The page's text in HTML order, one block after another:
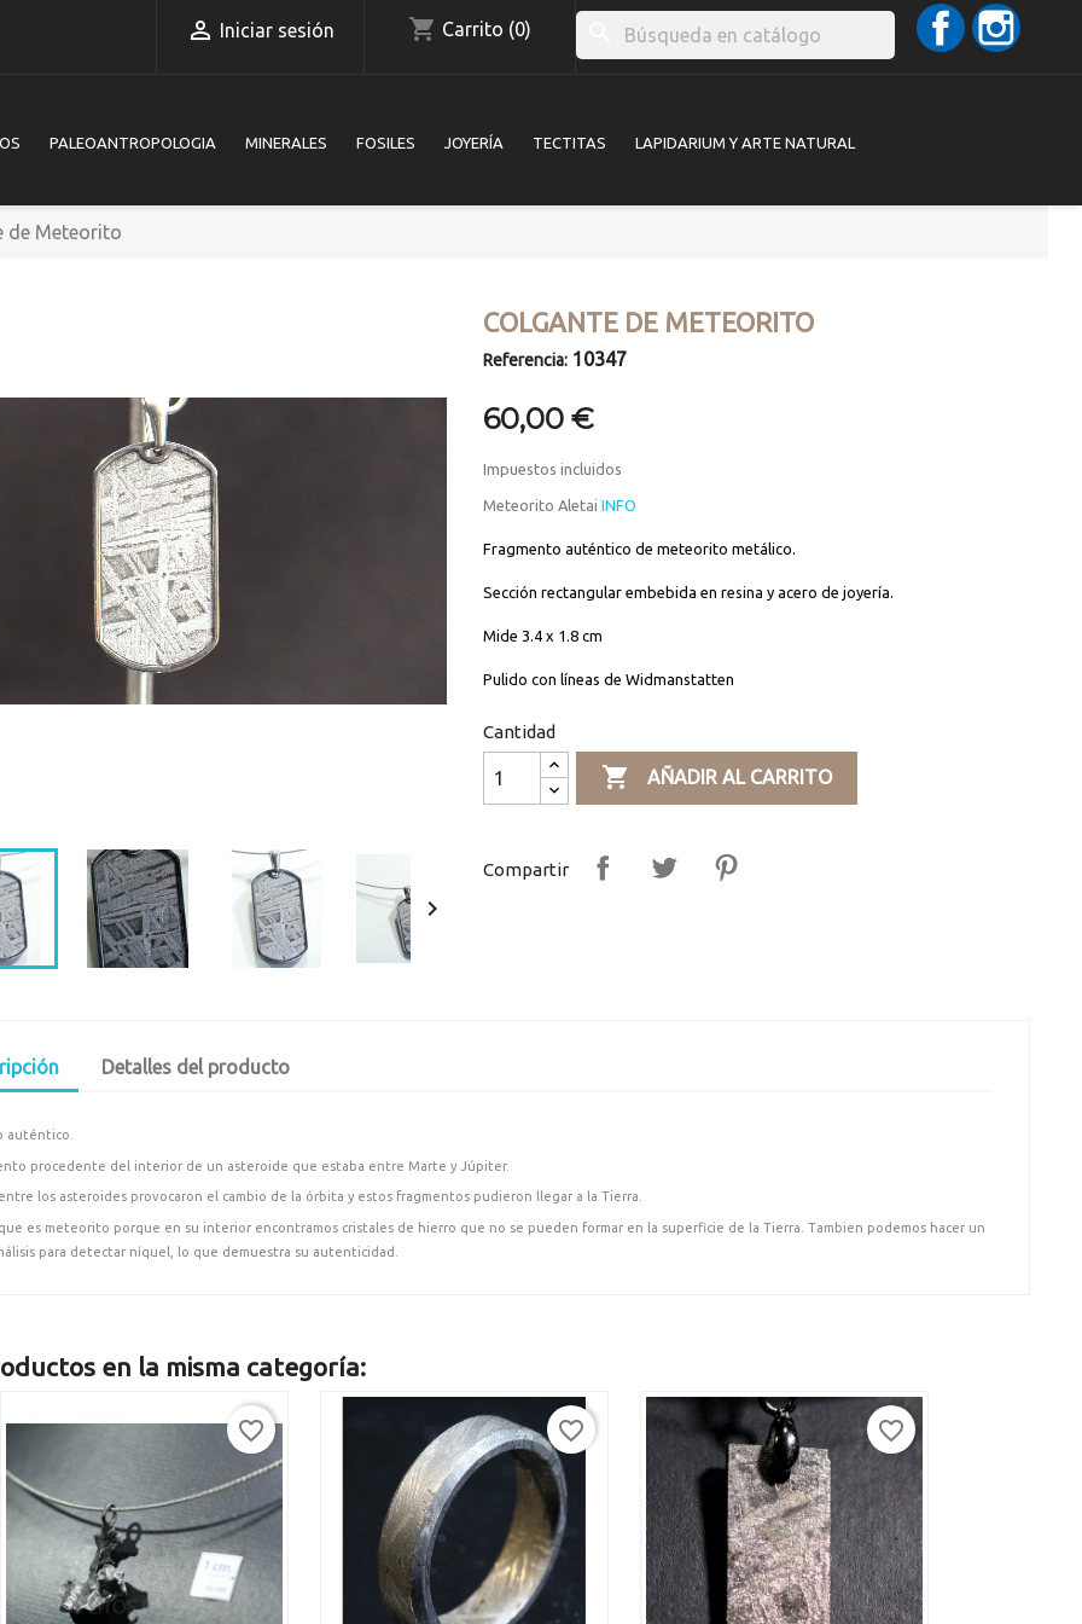
 Iniciar sesión shopping_cart Carrito (0)
Facebook
PALEOANTROPOLOGIA MINERALES FOSILES JOYERÍA TECTITAS LAPIDARIUM Y ARTE NATURAL
de Meteorito

COLGANTE DE METEORITO
Referencia: 10347
60,00 €
Impuestos incluidos
Meteorito Aletai INFO
Fragmento auténtico de meteorito metálico.
Sección rectangular embebida en resina y acero de joyería.
Mide 3.4 x 1.8 cm
Pulido con líneas de Widmanstatten
Cantidad
 AÑADIR AL CARRITO
Compartir
Detalles del producto
auténtico.
procedente del interior de un asteroide que estaba entre Marte y Júpiter.
los asteroides provocaron el cambio de la órbita y estos fragmentos pudieron llegar a la Tierra.
que es meteorito porque en su interior encontramos cristales de hierro que no se pueden formar en la superficie de la Tierra. Tambien podemos hacer un
para detectar níquel, lo que demuestra su autenticidad.
en la misma categoría:
favorite_border favorite_border favorite_border